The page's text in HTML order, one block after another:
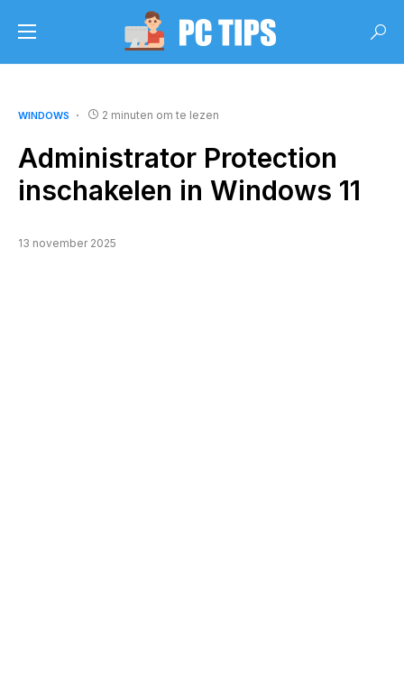
WINDOWS 2 minuten om te lezen
Administrator Protection
inschakelen in Windows 11
13 november 2025